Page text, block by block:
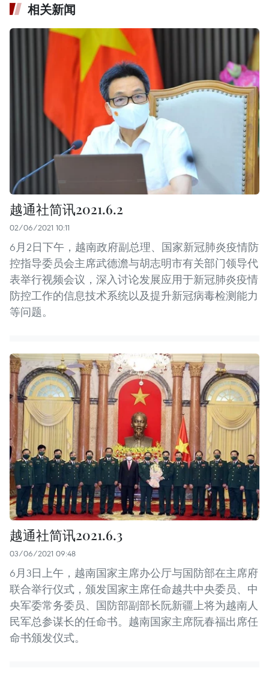
相关新闻
越通社简讯2021.6.2
02/06/2021 10:11
6月2日下午，越南政府副总理、国家新冠肺炎疫情防
控指导委员会主席武德澹与胡志明市有关部门领导代
表举行视频会议，深入讨论发展应用于新冠肺炎疫情
防控工作的信息技术系统以及提升新冠病毒检测能力
等问题。
越通社简讯2021.6.3
03/06/2021 09:48
6月3日上午，越南国家主席办公厅与国防部在主席府
联合举行仪式，颁发国家主席任命越共中央委员、中
央军委常务委员、国防部副部长阮新疆上将为越南人
民军总参谋长的任命书。越南国家主席阮春福出席任
命书颁发仪式。